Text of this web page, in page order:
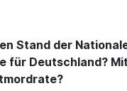
Stand der
für Deutschland?